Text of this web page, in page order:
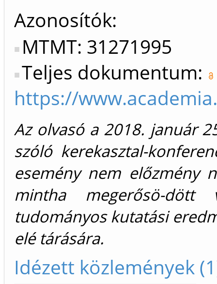
Azonosítók
MTMT: 31271995
Teljes dokumentum:
https://
Az olvasó a 2018. január
szóló kerekasztal-
esemény nem előzmény
mintha megerősö-
tudományos kutatási
elé tárására.
Idézett közlemények